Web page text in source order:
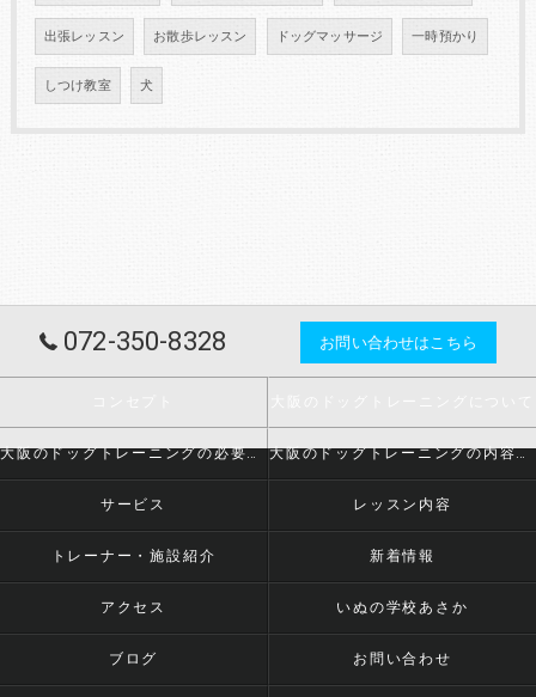
出張レッスン お散歩レッスン ドッグマッサージ 一時預かり
しつけ教室 犬
072-350-8328 お問い合わせはこちら
大阪のドッグトレーニングの必要とされる理由 大阪のドッグトレーニングの内容について
サービス レッスン内容
トレーナー・施設紹介 新着情報
アクセス いぬの学校あさか
ブログ お問い合わせ